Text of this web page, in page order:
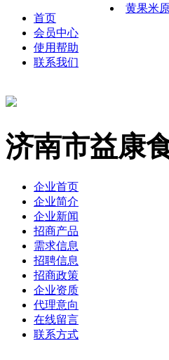
首页
会员中心
使用帮助
联系我们
济南市益康
企业首页
企业简介
企业新闻
招商产品
需求信息
招聘信息
招商政策
企业资质
代理意向
在线留言
联系方式
黄果米